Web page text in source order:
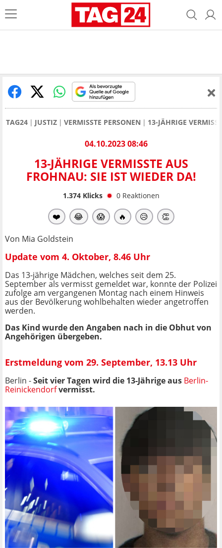
TAG24 JUSTIZ VERMISSTE PERSONEN 13-JÄHRIGE
04.10.2023 08:46
13-JÄHRIGE VERMISSTE AUS
FROHNAU: SIE IST WIEDER DA!
1.374Klicks 0 Reaktionen
❤️ 😂 😱 🔥 😥 👏
Von Mia Goldstein
Update vom 4. Oktober, 8.46 Uhr
Das 13-jährige Mädchen, welches seit dem 25.
September als vermisst gemeldet war, konnte der Polizei
zufolge am vergangenen Montag nach einem Hinweis
aus der Bevölkerung wohlbehalten wieder angetroffen
werden.
Das Kind wurde den Angaben nach in die Obhut von
Angehörigen übergeben.
Erstmeldung vom 29. September, 13.13 Uhr
Berlin -Seit vier Tagen wird die 13-Jährige aus Berlin-
Reinickendorfvermisst.